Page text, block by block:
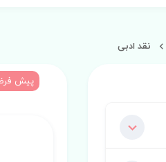
نقد ادبی
پیش